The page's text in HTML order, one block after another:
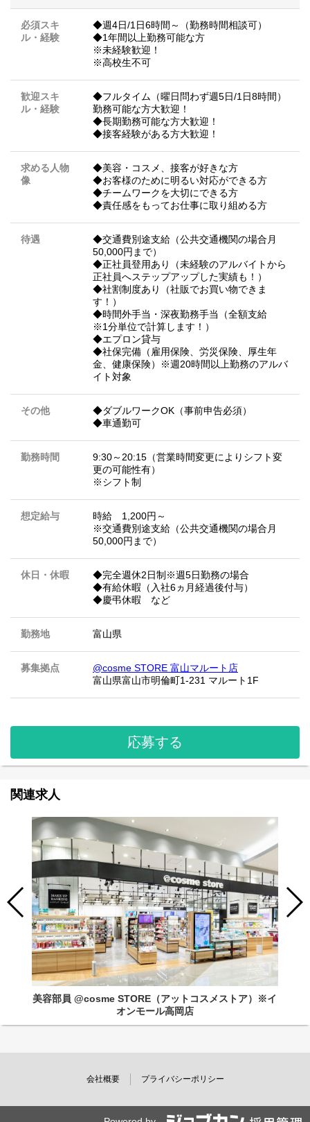
必須スキ
ル・経験
◆週4日/1日6時間～（勤務時間相談可）
◆1年間以上勤務可能な方
※未経験歓迎！
※高校生不可
歓迎スキ
ル・経験
◆フルタイム（曜日問わず週5日/1日8時間）
勤務可能な方大歓迎！
◆長期勤務可能な方大歓迎！
◆接客経験がある方大歓迎！
求める人物
像
◆美容・コスメ、接客が好きな方
◆お客様のために明るい対応ができる方
◆チームワークを大切にできる方
◆責任感をもってお仕事に取り組める方
待遇
◆交通費別途支給（公共交通機関の場合月
50,000円まで）
◆正社員登用あり（未経験のアルバイトから
正社員へステップアップした実績も！）
◆社割制度あり（社販でお買い物できま
す！）
◆時間外手当・深夜勤務手当（全額支給
※1分単位で計算します！）
◆エプロン貸与
◆社保完備（雇用保険、労災保険、厚生年
金、健康保険）※週20時間以上勤務のアルバ
イト対象
その他
◆ダブルワークOK（事前申告必須）
◆車通勤可
勤務時間
9:30～20:15（営業時間変更によりシフト変
更の可能性有）
※シフト制
想定給与
時給 1,200円～
※交通費別途支給（公共交通機関の場合月
50,000円まで）
休日・休暇
◆完全週休2日制※週5日勤務の場合
◆有給休暇（入社6ヵ月経過後付与）
◆慶弔休暇 など
勤務地 富山県
募集拠点
@cosme STORE 富山マルート店
富山県富山市明倫町1-231 マルート1F
応募する
関連求人
美容部員 @cosme STORE（アットコスメストア）※イ
オンモール高岡店
会社概要 プライバシーポリシー